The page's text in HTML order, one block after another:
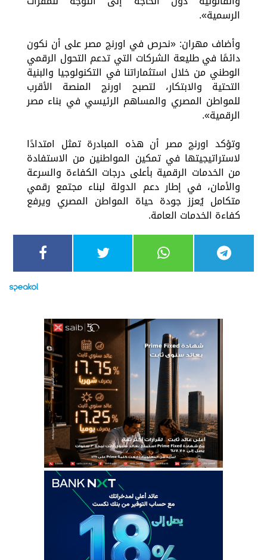
الرسمية».
وأضاف مهران: «نحرص في اورنچ مصر على أن نكون
دائمًا في طليعة الشركات التي تدعم التحول الرقمي
الوطني من خلال استثماراتنا في التكنولوجيا والبنية
التحتية والابتكار، لتصبح اورنچ المنصة الأقرب
للمواطن المصري والمساهم الرئيسي في بناء مصر
الرقمية».
وتؤكد اورنچ مصر أن هذه المبادرة تمثل امتدادًا
لاستراتيجيتها في تمكين المواطنين من الاستفادة
من الخدمات الرقمية بأعلى درجات الكفاءة والسرعة
والأمان، في إطار دعم الدولة لبناء مجتمع رقمي
متكامل يُعزز جودة حياة المواطن المصري ويرفع
كفاءة الخدمات العامة.